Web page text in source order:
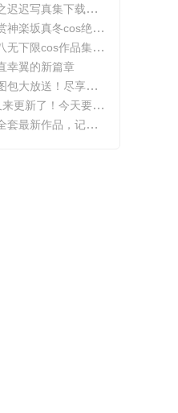
，原图分享带来无限想象空间。
冬cos绝対服従的高清细节
，带你领略不一般的角色扮演魅力
幸翼的新篇章
放送！尽享原图精粹
天要分享一些特别的东西哦。
作品，记录最美时光。